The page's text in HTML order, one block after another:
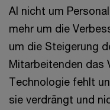
AI nicht um
mehr um die
um die Steigerung
Mitarbeitenden das
Technologie fehlt
sie verdrängt und